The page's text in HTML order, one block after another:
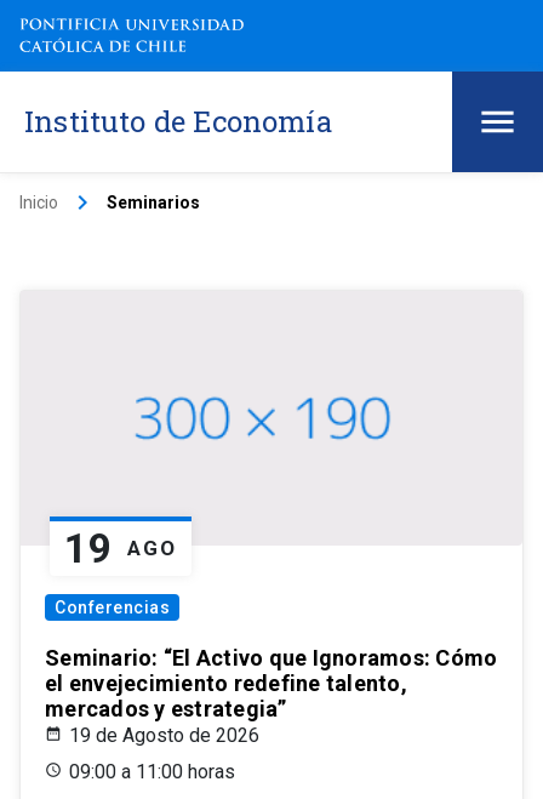
Instituto de Economía
Inicio keyboard_arrow_right Seminarios
19 AGO
Conferencias
Seminario: “El Activo que Ignoramos: Cómo
el envejecimiento redefine talento,
mercados y estrategia”
19 de Agosto de 2026
09:00 a 11:00 horas